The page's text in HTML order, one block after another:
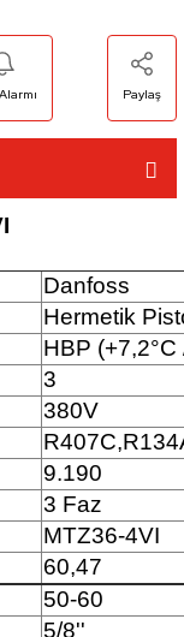
Paylaş
Danfoss
Hermetik
HBP (+7,2°C
3
380V
9.190
3 Faz
MTZ36-4VI
60,47
50-60
5/8''